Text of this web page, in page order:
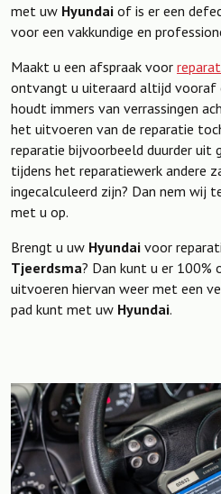
met uw Hyundai of is er een
voor een vakkundige en
Maakt u een afspraak voor
ontvangt u uiteraard altijd vooraf
houdt immers van verrassingen
het uitvoeren van de reparatie
reparatie bijvoorbeeld duurder
tijdens het reparatiewerk andere
ingecalculeerd zijn? Dan nem wij
met u op.
Brengt u uw Hyundai voor
Tjeerdsma? Dan kunt u er 100%
uitvoeren hiervan weer met een
pad kunt met uw Hyundai.